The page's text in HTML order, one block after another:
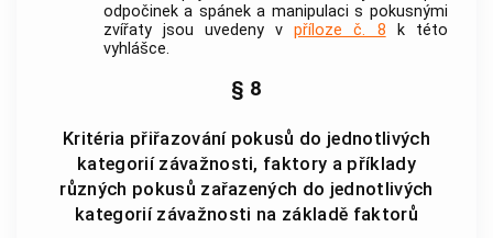
odpočinek a spánek a manipulaci s pokusnými
zvířatyjsou uvedeny vpříloze č. 8 k této
vyhlášce.
§ 8
Kritéria přiřazování pokusů do jednotlivých
kategorií závažnosti, faktory a příklady
různých pokusů zařazených do jednotlivých
kategorií závažnosti na základě faktorů